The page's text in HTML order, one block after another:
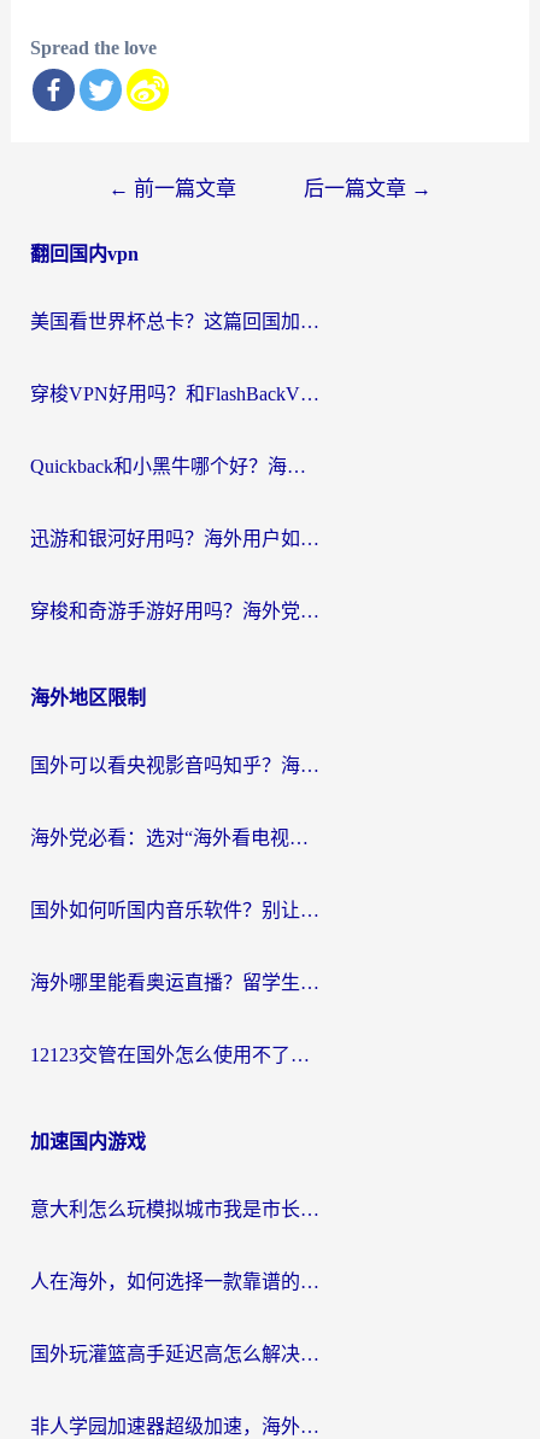
Spread the love
导
← 前一篇文章 后一篇文章 →
翻回国内vpn
美国看世界杯总卡？这篇回国加速器指南帮你无缝刷国内资源（附苹果手机VPN设置步骤）
穿梭VPN好用吗？和FlashBackVPN对比哪个回国效果更好？
Quickback和小黑牛哪个好？海外党亲测指南，选对回国加速器秒回国内
迅游和银河好用吗？海外用户如何选择回国加速器实现无缝访问国内资源
穿梭和奇游手游好用吗？海外党亲测3款回国加速器，附蜜蜂加速器七天试用攻略
海外地区限制
国外可以看央视影音吗知乎？海外党亲测有效的回国加速方案
海外党必看：选对“海外看电视剧软件”，再也不用愁国内剧刷不了
国外如何听国内音乐软件？别让地域限制，断了你的中文歌单
海外哪里能看奥运直播？留学生&海外华人必看的体育赛事观赛终极指南
12123交管在国外怎么使用不了？海外华人必看的无缝访问国内资源指南
加速国内游戏
意大利怎么玩模拟城市我是市长？海外党国服游戏加速终极攻略（附三国3量子特攻解决办法）
人在海外，如何选择一款靠谱的玩剑灵2加速器？
国外玩灌篮高手延迟高怎么解决？海外玩家国服游戏加速终极指南
非人学园加速器超级加速，海外玩家重返国服的通行证